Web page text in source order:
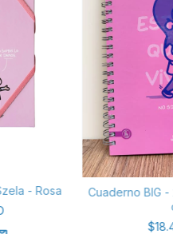
- Rosa
Cuaderno BIG